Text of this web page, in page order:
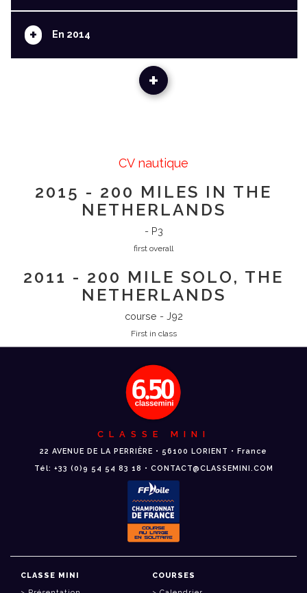
+ En 2014
+
CV nautique
2015 - 200 MILES IN THE
NETHERLANDS
- P3
first overall
2011 - 200 MILE SOLO, THE
NETHERLANDS
course - J92
First in class
CLASSE MINI
22 AVENUE DE LA PERRIÈRE • 56100 LORIENT • France
Tél: +33 (0)9 54 54 83 18 • CONTACT@CLASSEMINI.COM
CLASSE MINI
COURSES